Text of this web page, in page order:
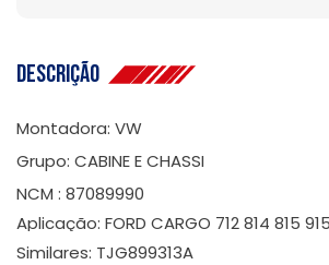
Descrição
Montadora: VW
Grupo: CABINE E CHASSI
NCM : 87089990
Aplicação: FORD CARGO 712 814 815
Similares: TJG899313A